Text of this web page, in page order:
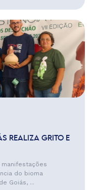
REALIZA GRITO E
do bioma
Goiás, ...